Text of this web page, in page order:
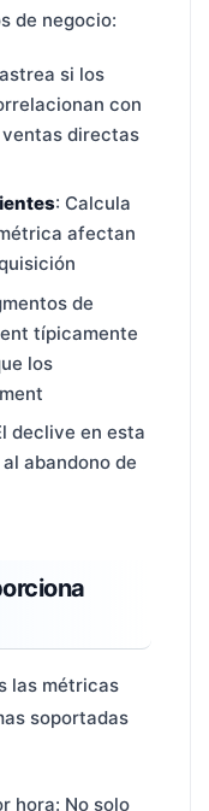
de negocio:
si los
con
directas
: Calcula
afectan
de
típicamente
los
declive en esta
abandono de
las métricas
soportadas
hora: No solo